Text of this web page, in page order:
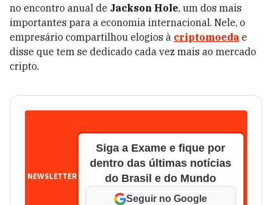
no encontro anual de Jackson Hole, um dos mais
importantes para a economia internacional. Nele, o
empresário compartilhou elogios à criptomoeda e
disse que tem se dedicado cada vez mais ao mercado
cripto.
NEWSLETTER
Siga a Exame e fique por
dentro das últimas notícias
do Brasil e do Mundo
Seguir no Google